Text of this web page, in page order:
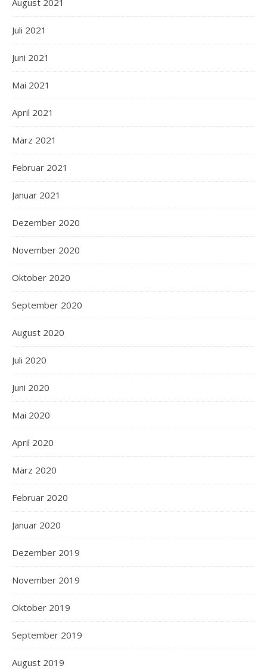
Juli 2021
Juni 2021
Mai 2021
April 2021
März 2021
Februar 2021
Januar 2021
Dezember 2020
November 2020
Oktober 2020
September 2020
August 2020
Juli 2020
Juni 2020
Mai 2020
April 2020
März 2020
Februar 2020
Januar 2020
Dezember 2019
November 2019
Oktober 2019
September 2019
August 2019